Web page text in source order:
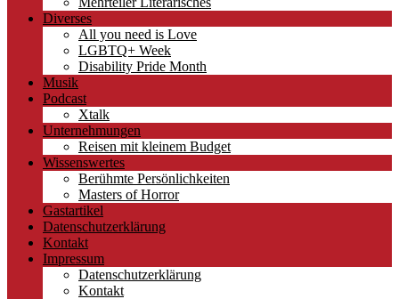
Diverses
All you need is Love
LGBTQ+ Week
Disability Pride Month
Musik
Podcast
Xtalk
Unternehmungen
Reisen mit kleinem Budget
Wissenswertes
Berühmte Persönlichkeiten
Masters of Horror
Gastartikel
Datenschutzerklärung
Kontakt
Impressum
Datenschutzerklärung
Kontakt